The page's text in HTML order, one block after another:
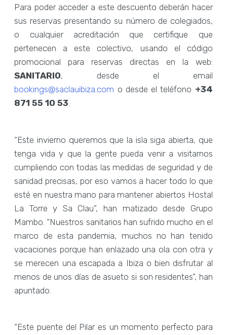
Para poder acceder a este descuento deberán hacer
sus reservas presentando su número de colegiados,
o cualquier acreditación que certifique que
pertenecen a este colectivo, usando el código
promocional para reservas directas en la web:
SANITARIO, desde el email
bookings@saclauibiza.com o desde el teléfono +34
871 55 10 53.
“Este invierno queremos que la isla siga abierta, que
tenga vida y que la gente pueda venir a visitarnos
cumpliendo con todas las medidas de seguridad y de
sanidad precisas, por eso vamos a hacer todo lo que
esté en nuestra mano para mantener abiertos Hostal
La Torre y Sa Clau”, han matizado desde Grupo
Mambo. “Nuestros sanitarios han sufrido mucho en el
marco de esta pandemia, muchos no han tenido
vacaciones porque han enlazado una ola con otra y
se merecen una escapada a Ibiza o bien disfrutar al
menos de unos días de asueto si son residentes”, han
apuntado.
“Este puente del Pilar es un momento perfecto para